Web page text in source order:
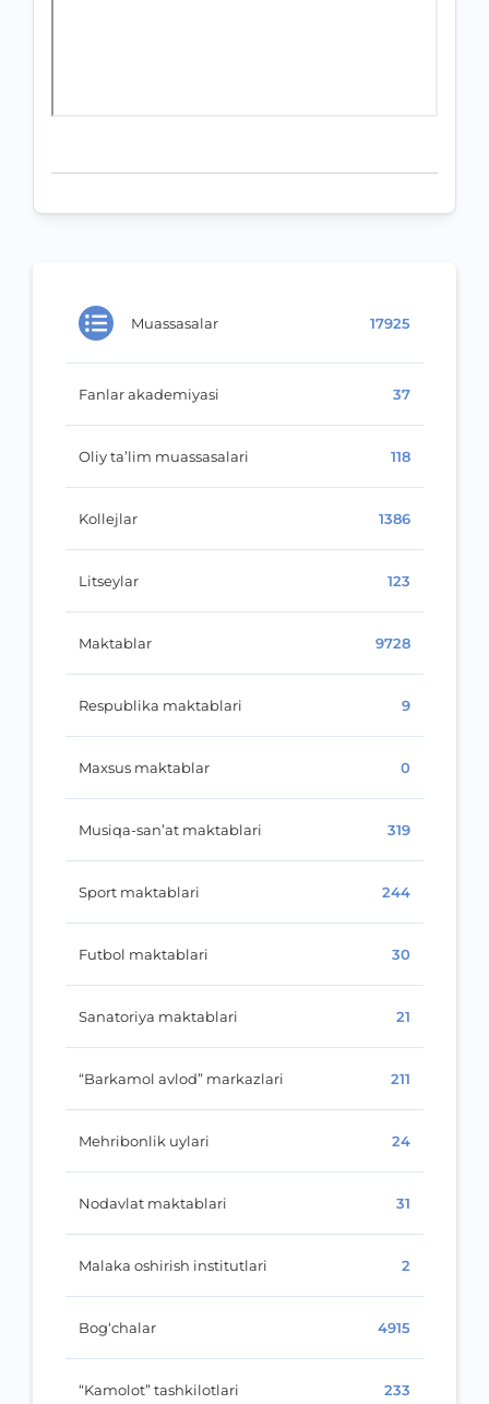
Muassasalar 17925
Fanlar akademiyasi 37
Oliy ta’lim muassasalari 118
Kollejlar 1386
Litseylar 123
Maktablar 9728
Respublika maktablari 9
Maxsus maktablar 0
Musiqa-san’at maktablari 319
Sport maktablari 244
Futbol maktablari 30
Sanatoriya maktablari 21
“Barkamol avlod” markazlari 211
Mehribonlik uylari 24
Nodavlat maktablari 31
Malaka oshirish institutlari 2
Bog‘chalar 4915
“Kamolot” tashkilotlari 233